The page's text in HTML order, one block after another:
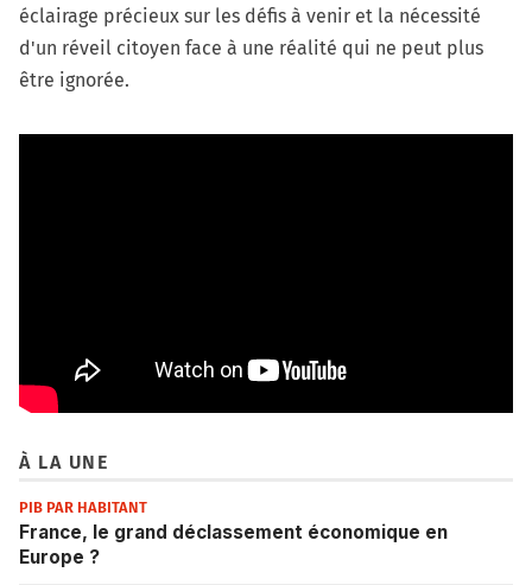
éclairage précieux sur les défis à venir et la nécessité
d'un réveil citoyen face à une réalité qui ne peut plus
être ignorée.
À LA UNE
PIB PAR HABITANT
France, le grand déclassement économique en
Europe ?